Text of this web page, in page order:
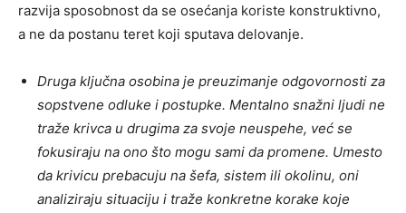
razvija sposobnost da se osećanja koriste konstruktivno,
a ne da postanu teret koji sputava delovanje.
Druga ključna osobina je preuzimanje odgovornosti za
sopstvene odluke i postupke. Mentalno snažni ljudi ne
traže krivca u drugima za svoje neuspehe, već se
fokusiraju na ono što mogu sami da promene. Umesto
da krivicu prebacuju na šefa, sistem ili okolinu, oni
analiziraju situaciju i traže konkretne korake koje